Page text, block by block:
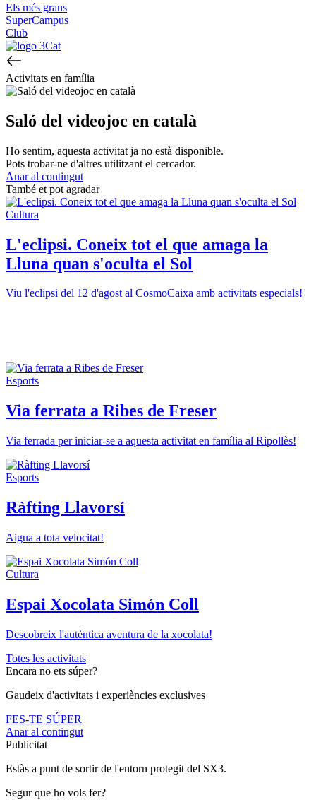
Els més grans
SuperCampus
Club
Activitats en família
Saló del videojoc en català
Ho sentim, aquesta activitat ja no està disponible.
Pots trobar-ne d'altres utilitzant el cercador.
Anar al contingut
També et pot agradar
Cultura
L'eclipsi. Coneix tot el que amaga la
Lluna quan s'oculta el Sol
Viu l'eclipsi del 12 d'agost al CosmoCaixa amb activitats especials!
Esports
Via ferrata a Ribes de Freser
Via ferrada per iniciar-se a aquesta activitat en família al Ripollès!
Esports
Ràfting Llavorsí
Aigua a tota velocitat!
Cultura
Espai Xocolata Simón Coll
Descobreix l'autèntica aventura de la xocolata!
Totes les activitats
Encara no ets súper?
Gaudeix d'activitats i experiències exclusives
FES-TE SÚPER
Anar al contingut
Publicitat
Estàs a punt de sortir de l'entorn protegit del SX3.
Segur que ho vols fer?